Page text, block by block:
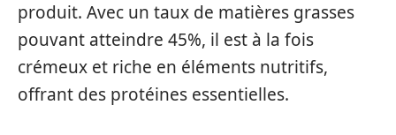
produit. Avec un taux de matières grasses
pouvant atteindre 45%, il est à la fois
crémeux et riche en éléments nutritifs,
offrant des protéines essentielles.